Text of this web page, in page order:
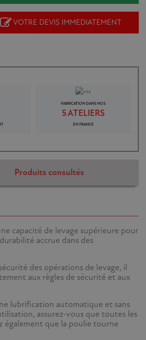
VOTRE DEVIS IMMEDIATEMENT
FABRICATION DANS NOS
5 ATELIERS
EN FRANCE
Produits consultés
capacité de levage supérieure pour
accrue dans des
des opérations de levage, il
aux règles de sécurité et aux
lubrification automatique et sans
assurez-vous que toutes les
également que la poulie tourne